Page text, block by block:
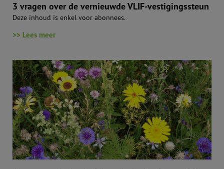
3 vragen over de vernieuwde VLIF-vestigingssteun
Deze inhoud is enkel voor abonnees.
>> Lees meer